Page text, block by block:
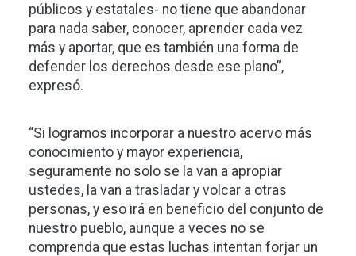
públicos y estatales- no tiene que abandonar
para nada saber, conocer, aprender cada vez
más y aportar, que es también una forma de
defender los derechos desde ese plano”,
expresó.
“Si logramos incorporar a nuestro acervo más
conocimiento y mayor experiencia,
seguramente no solo se la van a apropiar
ustedes, la van a trasladar y volcar a otras
personas, y eso irá en beneficio del conjunto de
nuestro pueblo, aunque a veces no se
comprenda que estas luchas intentan forjar un